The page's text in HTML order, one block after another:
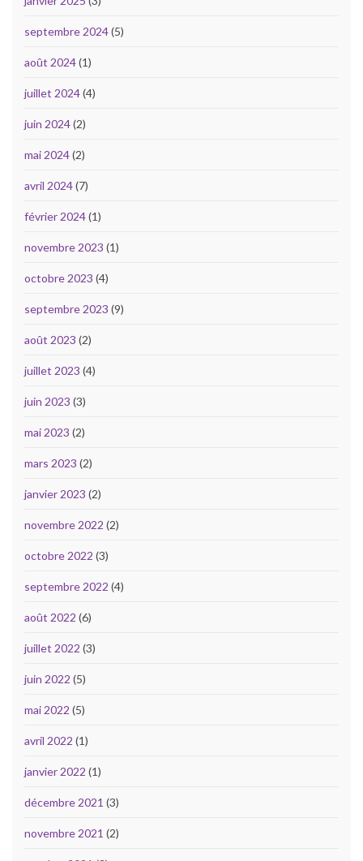
septembre 2024(5)
août 2024(1)
juillet 2024(4)
juin 2024(2)
mai 2024(2)
avril 2024(7)
février 2024(1)
novembre 2023 (1)
octobre 2023 (4)
septembre 2023 (9)
août 2023 (2)
juillet 2023 (4)
juin 2023 (3)
mai 2023 (2)
mars 2023 (2)
janvier 2023 (2)
novembre 2022 (2)
octobre 2022 (3)
septembre 2022 (4)
août 2022 (6)
juillet 2022 (3)
juin 2022 (5)
mai 2022 (5)
avril 2022 (1)
janvier 2022 (1)
décembre 2021 (3)
novembre 2021 (2)